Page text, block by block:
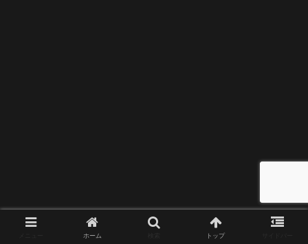
ホーム トップ